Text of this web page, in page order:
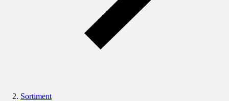
Sortiment